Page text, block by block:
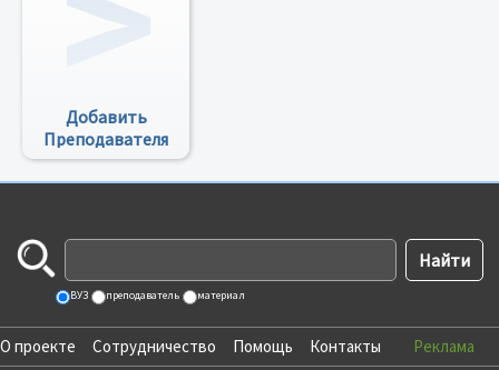
Добавить
Преподавателя
ВУЗ преподаватель материал
О проекте Сотрудничество Помощь Контакты Реклама